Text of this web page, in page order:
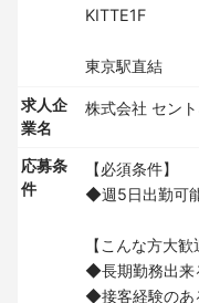
KITTE1F
東京駅直結
求人企
業名
株式会社 セン
応募条
件
【必須条件】
◆週5日出勤可
【こんな方大歓
◆長期勤務出来
◆接客経験のあ